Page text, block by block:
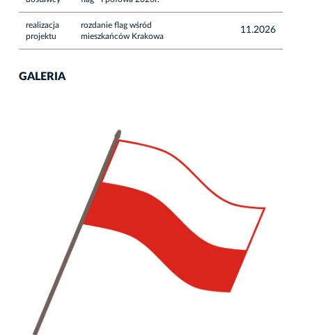
realizacja
projektu
rozdanie flag wśród
mieszkańców Krakowa
11.2026
GALERIA